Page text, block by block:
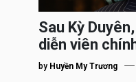
Sau Kỳ
diễn viên
Em 3″
by Huyền My Trương